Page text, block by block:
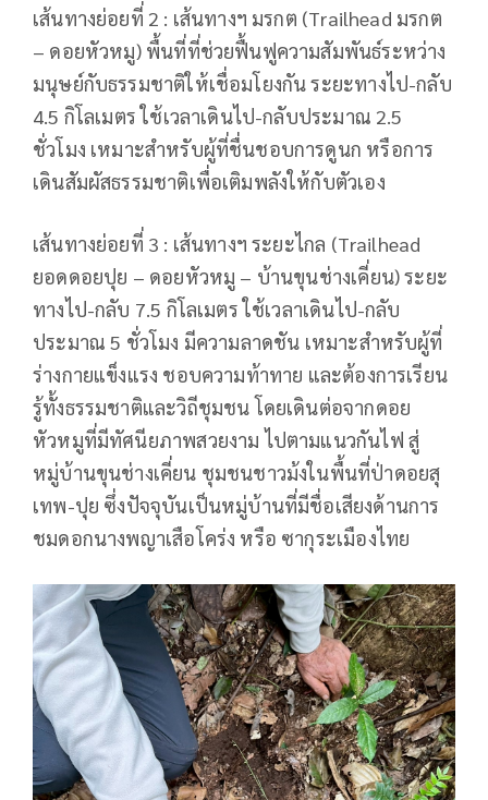
เส้นทางย่อยที่ 2 : เส้นทางฯ มรกต (Trailhead มรกต
– ดอยหัวหมู) พื้นที่ที่ช่วยฟื้นฟูความสัมพันธ์ระหว่าง
มนุษย์กับธรรมชาติให้เชื่อมโยงกัน ระยะทางไป-กลับ
4.5 กิโลเมตร ใช้เวลาเดินไป-กลับประมาณ 2.5
ชั่วโมง เหมาะสำหรับผู้ที่ชื่นชอบการดูนก หรือการ
เดินสัมผัสธรรมชาติเพื่อเติมพลังให้กับตัวเอง
เส้นทางย่อยที่ 3 : เส้นทางฯ ระยะไกล (Trailhead
ยอดดอยปุย – ดอยหัวหมู – บ้านขุนช่างเคี่ยน) ระยะ
ทางไป-กลับ 7.5 กิโลเมตร ใช้เวลาเดินไป-กลับ
ประมาณ 5 ชั่วโมง มีความลาดชัน เหมาะสำหรับผู้ที่
ร่างกายแข็งแรง ชอบความท้าทาย และต้องการเรียน
รู้ทั้งธรรมชาติและวิถีชุมชน โดยเดินต่อจากดอย
หัวหมูที่มีทัศนียภาพสวยงาม ไปตามแนวกันไฟ สู่
หมู่บ้านขุนช่างเคี่ยน ชุมชนชาวม้งในพื้นที่ป่าดอยสุ
เทพ-ปุย ซึ่งปัจจุบันเป็นหมู่บ้านที่มีชื่อเสียงด้านการ
ชมดอกนางพญาเสือโคร่ง หรือ ซากุระเมืองไทย